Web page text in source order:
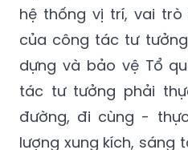
hệ thống vị trí, vai
của công tác tư
dựng và bảo vệ Tổ
tác tư tưởng phải
đường, đi cùng -
lượng xung kích, sáng